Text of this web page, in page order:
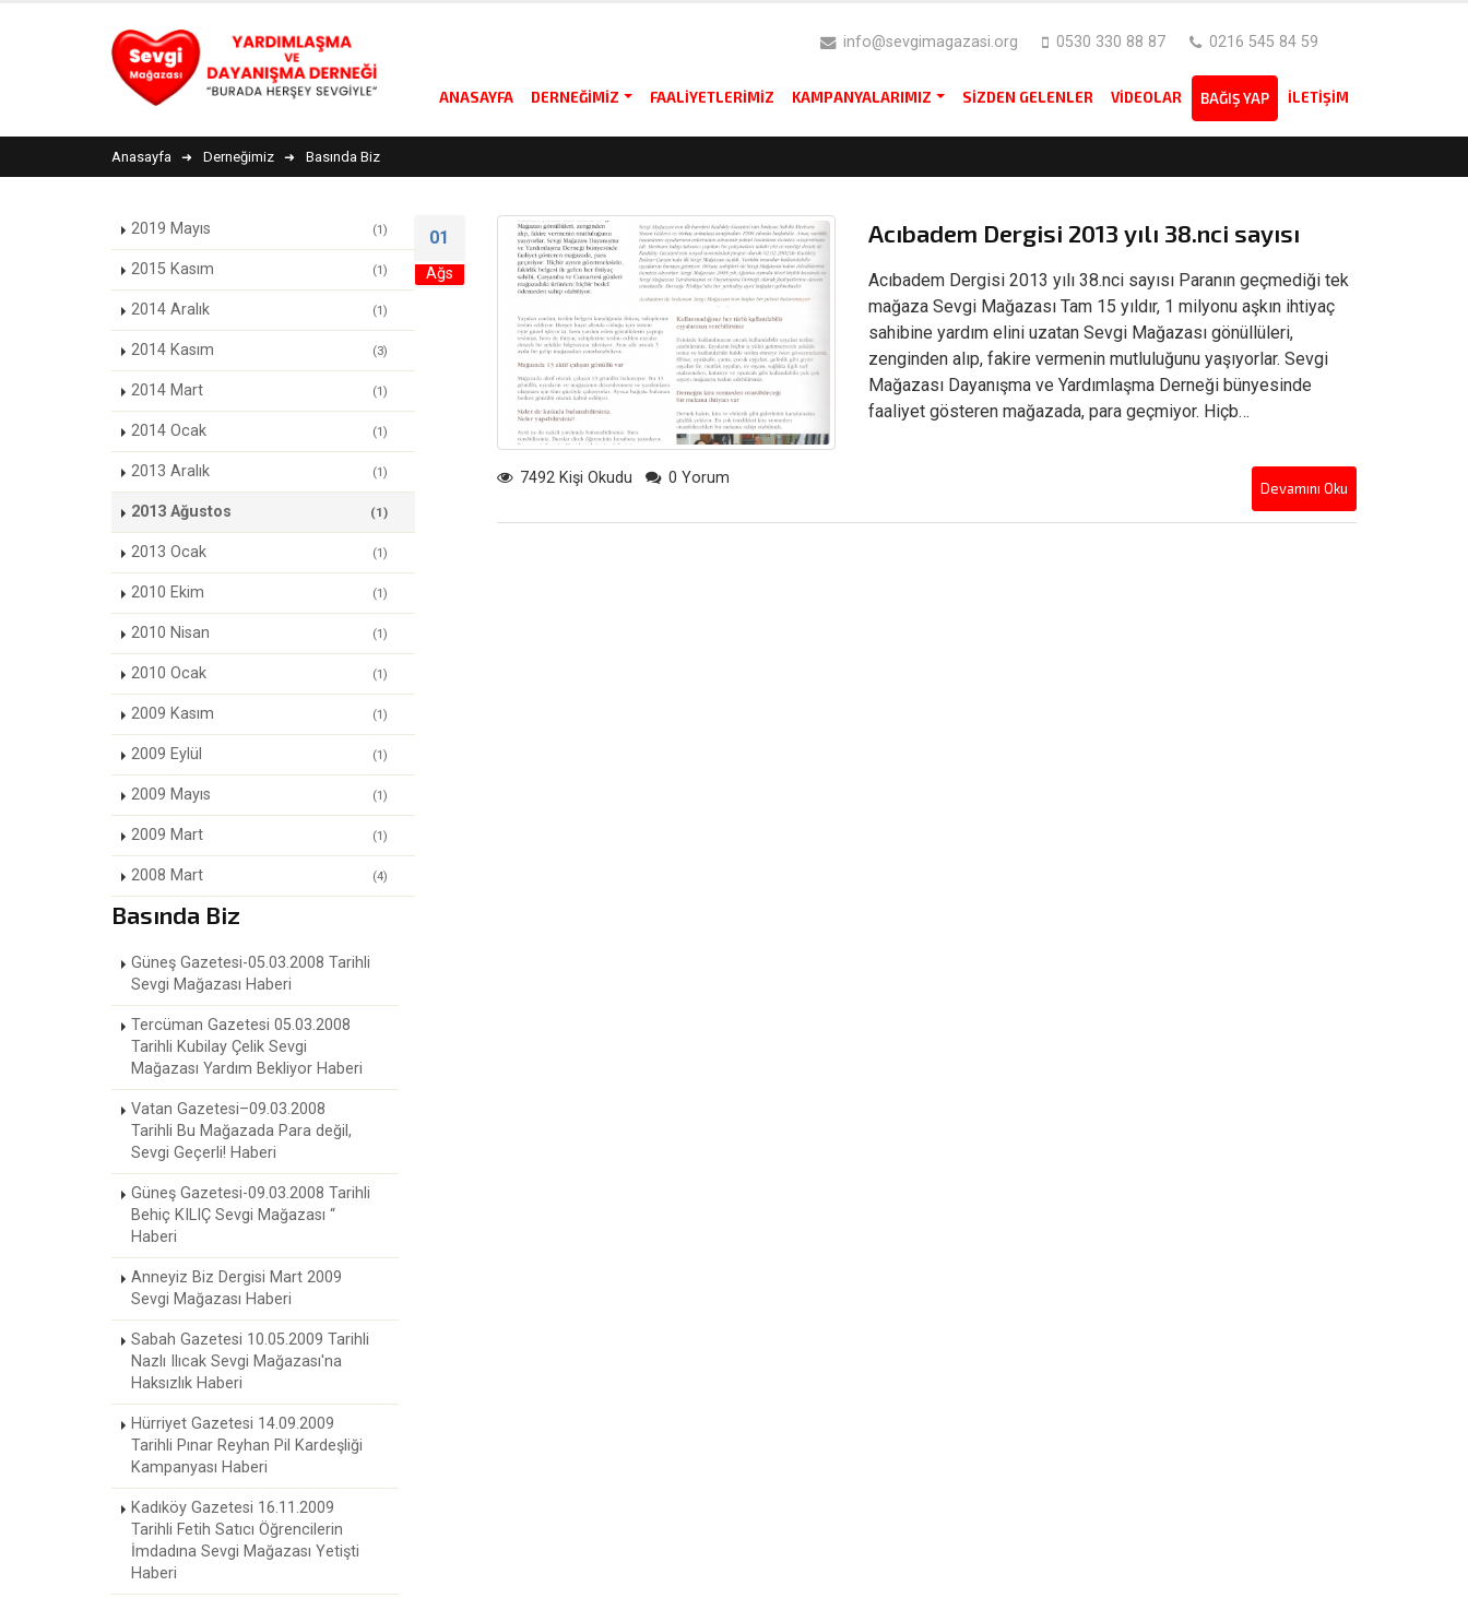
info@sevgimagazasi.org 0530 330 88 87 0216 545 84 59
ANASAYFA DERNEĞIMIZ FAALIYETLERIMIZ KAMPANYALARIMIZ SIZDEN GELENLER VIDEOLAR BAĞIŞ YAP İLETIŞIM
Anasayfa Derneğimiz Basında Biz
2019 Mayıs (1)
2015 Kasım (1)
2014 Aralık (1)
2014 Kasım (3)
2014 Mart (1)
2014 Ocak (1)
2013 Aralık (1)
2013 Ağustos (1)
2013 Ocak (1)
2010 Ekim (1)
2010 Nisan (1)
2010 Ocak (1)
2009 Kasım (1)
2009 Eylül (1)
2009 Mayıs (1)
2009 Mart (1)
2008 Mart (4)
Basında Biz
Güneş Gazetesi-05.03.2008 Tarihli
Sevgi Mağazası Haberi
Tercüman Gazetesi 05.03.2008
Tarihli Kubilay Çelik Sevgi
Mağazası Yardım Bekliyor Haberi
Vatan Gazetesi–09.03.2008
Tarihli Bu Mağazada Para değil,
Sevgi Geçerli! Haberi
Güneş Gazetesi-09.03.2008 Tarihli
Behiç KILIÇ Sevgi Mağazası “
Haberi
Anneyiz Biz Dergisi Mart 2009
Sevgi Mağazası Haberi
Sabah Gazetesi 10.05.2009 Tarihli
Nazlı Ilıcak Sevgi Mağazası'na
Haksızlık Haberi
Hürriyet Gazetesi 14.09.2009
Tarihli Pınar Reyhan Pil Kardeşliği
Kampanyası Haberi
Kadıköy Gazetesi 16.11.2009
Tarihli Fetih Satıcı Öğrencilerin
İmdadına Sevgi Mağazası Yetişti
Haberi
01
Ağs
Acıbadem Dergisi 2013 yılı 38.nci sayısı
Acıbadem Dergisi 2013 yılı 38.nci sayısı Paranın geçmediği tek
mağaza Sevgi Mağazası Tam 15 yıldır, 1 milyonu aşkın ihtiyaç
sahibine yardım elini uzatan Sevgi Mağazası gönüllüleri,
zenginden alıp, fakire vermenin mutluluğunu yaşıyorlar. Sevgi
Mağazası Dayanışma ve Yardımlaşma Derneği bünyesinde
faaliyet gösteren mağazada, para geçmiyor. Hiçb…
7492 Kişi Okudu 0 Yorum
Devamını Oku